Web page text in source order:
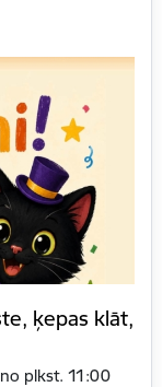
ķepas klāt,
plkst. 11:00